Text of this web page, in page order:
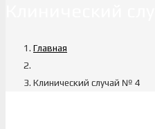
Главная
Клинический случай № 4